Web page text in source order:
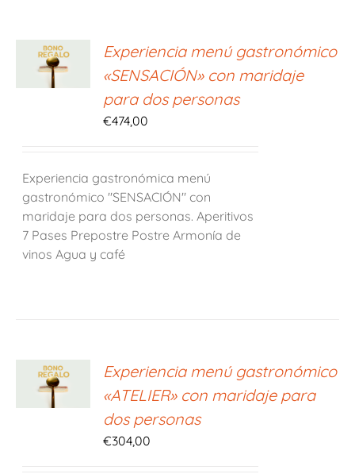
Experiencia menú gastronómico
«SENSACIÓN» con maridaje
para dos personas
€474,00
Experiencia gastronómica menú
gastronómico "SENSACIÓN" con
maridaje para dos personas. Aperitivos
7 Pases Prepostre Postre Armonía de
vinos Agua y café
Experiencia menú gastronómico
«ATELIER» con maridaje para
dos personas
€304,00